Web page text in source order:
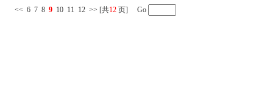
<< 6 7 8 9 10 11 12 >> [共12 页] Go